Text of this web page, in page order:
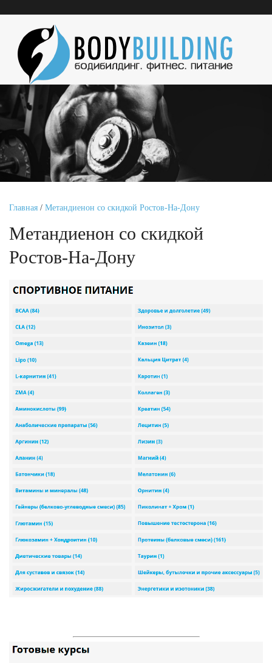
Главная / Метандиенон со скидкой Ростов-На-Дону
Метандиенон со скидкой
Ростов-На-Дону